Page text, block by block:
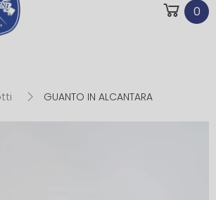
mobile 0
GUANTO IN ALCANTARA